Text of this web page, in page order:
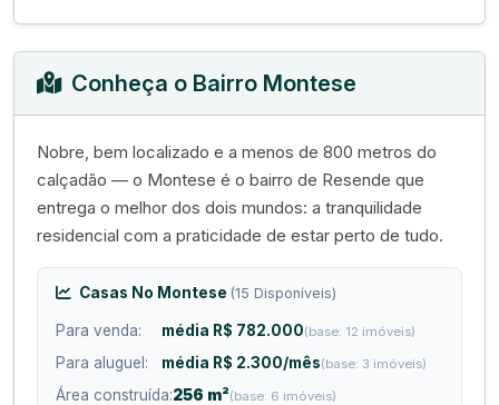
Conheça o Bairro Montese
Nobre, bem localizado e a menos de 800 metros do
calçadão — o Montese é o bairro de Resende que
entrega o melhor dos dois mundos: a tranquilidade
residencial com a praticidade de estar perto de tudo.
Casas No Montese (15 Disponíveis)
Para venda: média R$ 782.000(base: 12 imóveis)
Para aluguel: média R$ 2.300/mês(base: 3 imóveis)
Área construída:256 m²(base: 6 imóveis)